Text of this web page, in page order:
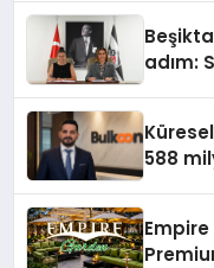
adım:
588